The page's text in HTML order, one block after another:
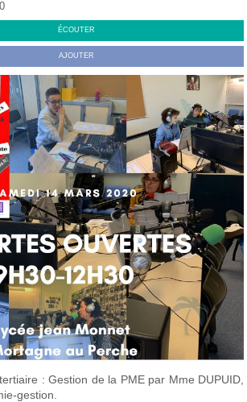
ÉCOUTER
AJOUTER
: Gestion de la PME par Mme DUPUID,
gestion.